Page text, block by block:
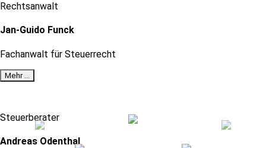
Rechtsanwalt
Jan-Guido Funck
Fachanwalt für Steuerrecht
Mehr …
Steuerberater
Andreas Odenthal